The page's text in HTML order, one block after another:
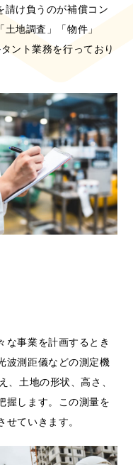
請け負うのが補償コン
地調査」「物件」
ント業務を行っており
な事業を計画するとき
波測距儀などの測定機
、土地の形状、高さ、
握します。この測量を
ていきます。